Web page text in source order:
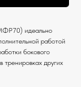
идеально
работой
бокового
тренировках других